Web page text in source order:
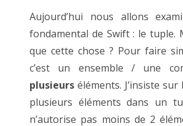
Aujourd’hui nous allons
fondamental de Swift : le tuple.
que cette chose ? Pour faire
c’est un ensemble / une
plusieurs éléments. J’insiste sur
plusieurs éléments dans un
n’autorise pas moins de 2